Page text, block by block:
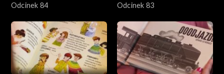
Odcinek 84
Odcinek 83